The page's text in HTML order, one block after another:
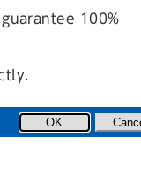
区が単独もしくは周囲
統的・文化的意義を
ます。
100%
OK